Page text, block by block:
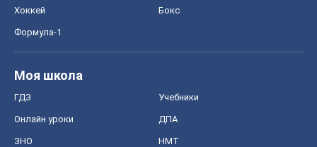
Хоккей Бокс
Формула-1
Моя школа
ГДЗ Учебники
Онлайн уроки ДПА
ЗНО НМТ